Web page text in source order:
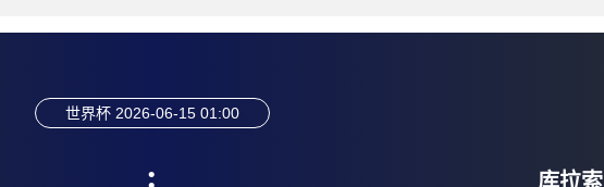
世界杯 2026-06-15 01:00
: 库拉索